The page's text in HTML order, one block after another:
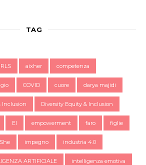
TAG
aixher competenza
COVID cuore darya majidi
Inclusion Diversity Equity & Inclusion
EI empowerment faro figlie
impegno industria 4.0
ARTIFICIALE intelligenza emotiva